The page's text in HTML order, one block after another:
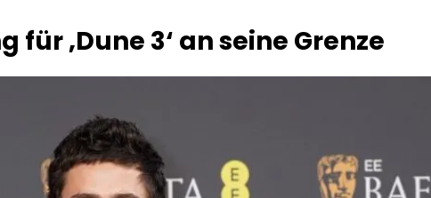
‚Dune 3‘ an seine Grenze